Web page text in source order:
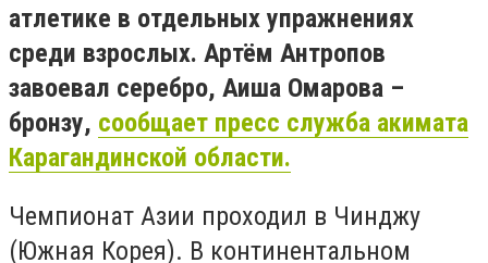
атлетике в отдельных упражнениях
среди взрослых. Артём Антропов
завоевал серебро, Аиша Омарова –
бронзу, сообщает пресс служба акимата
Карагандинской области.
Чемпионат Азии проходил в Чинджу
(Южная Корея). В континентальном